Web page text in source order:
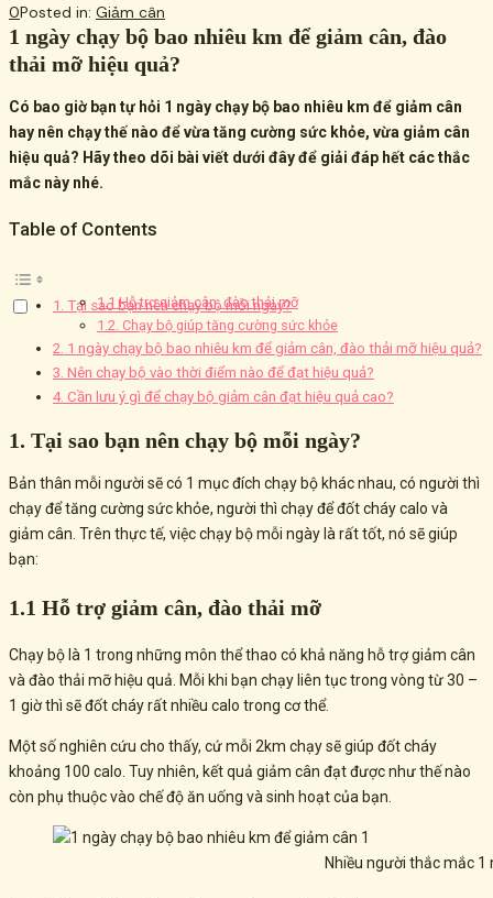
0Posted in: Giảm cân
1 ngày chạy bộ bao nhiêu km để giảm cân, đào
thải mỡ hiệu quả?
Có bao giờ bạn tự hỏi 1 ngày chạy bộ bao nhiêu km để giảm cân
hay nên chạy thế nào để vừa tăng cường sức khỏe, vừa giảm cân
hiệu quả? Hãy theo dõi bài viết dưới đây để giải đáp hết các thắc
mắc này nhé.
Table of Contents
1. Tại sao bạn nên chạy bộ mỗi ngày?
1.1 Hỗ trợ giảm cân, đào thải mỡ
1.2. Chạy bộ giúp tăng cường sức khỏe
2. 1 ngày chạy bộ bao nhiêu km để giảm cân, đào thải mỡ hiệu quả?
3. Nên chạy bộ vào thời điểm nào để đạt hiệu quả?
4. Cần lưu ý gì để chạy bộ giảm cân đạt hiệu quả cao?
1. Tại sao bạn nên chạy bộ mỗi ngày?
Bản thân mỗi người sẽ có 1 mục đích chạy bộ khác nhau, có người thì
chạy để tăng cường sức khỏe, người thì chạy để đốt cháy calo và
giảm cân. Trên thực tế, việc chạy bộ mỗi ngày là rất tốt, nó sẽ giúp
bạn:
1.1 Hỗ trợ giảm cân, đào thải mỡ
Chạy bộ là 1 trong những môn thể thao có khả năng hỗ trợ giảm cân
và đào thải mỡ hiệu quả. Mỗi khi bạn chạy liên tục trong vòng từ 30 –
1 giờ thì sẽ đốt cháy rất nhiều calo trong cơ thể.
Một số nghiên cứu cho thấy, cứ mỗi 2km chạy sẽ giúp đốt cháy
khoảng 100 calo. Tuy nhiên, kết quả giảm cân đạt được như thế nào
còn phụ thuộc vào chế độ ăn uống và sinh hoạt của bạn.
Nhiều người thắc mắc 1